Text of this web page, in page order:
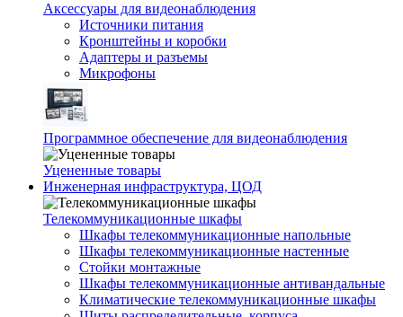
Аксессуары для видеонаблюдения
Источники питания
Кронштейны и коробки
Адаптеры и разъемы
Микрофоны
Программное обеспечение для видеонаблюдения
Уцененные товары
Инженерная инфраструктура, ЦОД
Телекоммуникационные шкафы
Шкафы телекоммуникационные напольные
Шкафы телекоммуникационные настенные
Стойки монтажные
Шкафы телекоммуникационные антивандальные
Климатические телекоммуникационные шкафы